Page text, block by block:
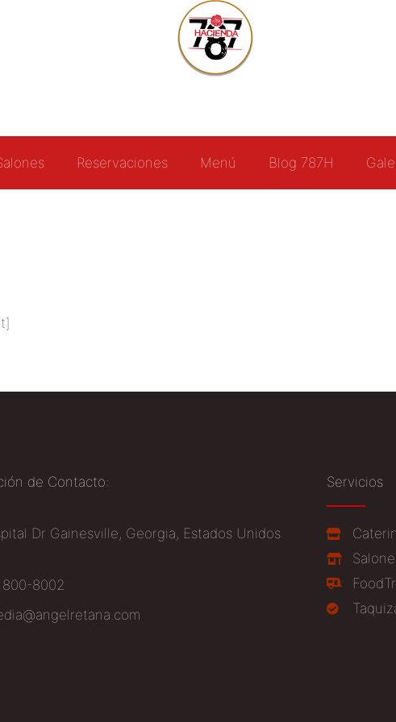
Reservaciones Menú Blog 787H
de Contacto:
Dr Gainesville, Georgia, Estados Unidos
800-8002
Servicios